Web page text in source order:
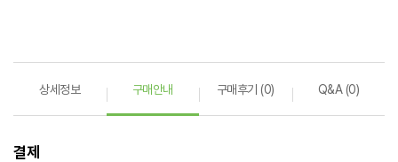
상세정보 구매안내 구매후기 (0) Q&A (0)
결제